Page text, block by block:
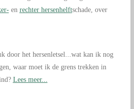
en rechter hersenhelftschade, over
door het hersenletsel...wat kan ik nog
waar moet ik de grens trekken in
Lees meer...